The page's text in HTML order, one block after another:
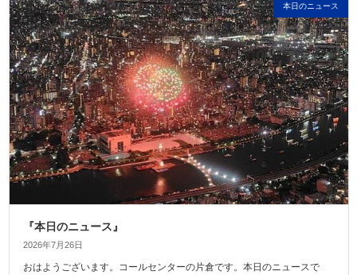
本日のニュース
『本日のニュース』
2026年7月26日
おはようございます。コールセンターの片倉です。本日のニュースで